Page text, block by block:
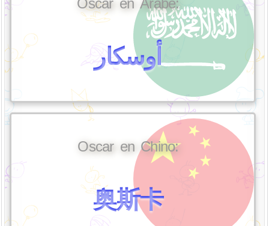
أوسكار
Oscar en Chino:
奥斯卡